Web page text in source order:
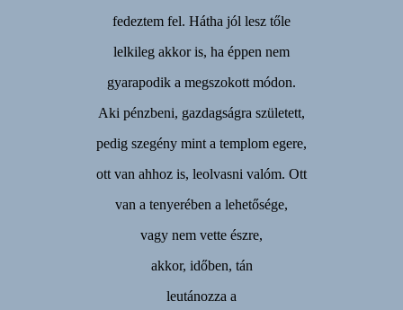
fedeztem fel. Hátha jól lesz tőle
lelkileg akkor is, ha éppen nem
gyarapodik a megszokott módon.
Aki pénzbeni, gazdagságra született,
pedig szegény mint a templom egere,
ott van ahhoz is, leolvasni valóm. Ott
van a tenyerében a lehetősége,
vagy nem vette észre,
akkor, időben, tán
leutánozza a